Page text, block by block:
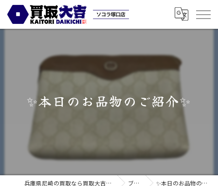
✨本日のお品物のご紹介✨
兵庫県尼崎の買取なら買取大吉ソコラ塚口店 ブログ ✨本日のお品物のご紹介✨